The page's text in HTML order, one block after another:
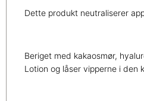
Dette produkt neutraliserer
Beriget med kakaosmør,
Lotion og låser vipperne i den